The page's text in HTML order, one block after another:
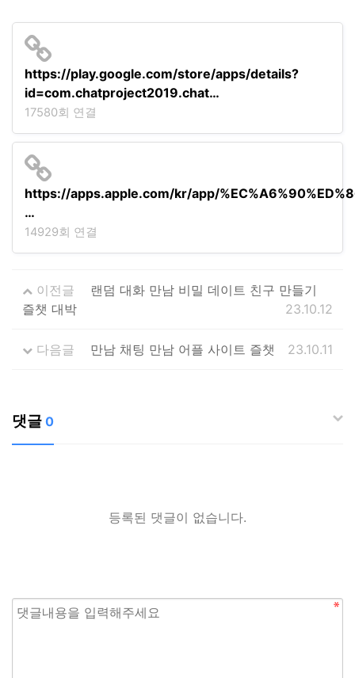
https://play.google.com/store/apps/details?
id=com.chatproject2019.chat…
17580회 연결
https://apps.apple.com/kr/app/
…
14929회 연결
이전글
랜덤 대화 만남 비밀 데이트 친구 만들기
즐챗 대박
23.10.12
다음글 만남 채팅 만남 어플 사이트 즐챗 23.10.11
댓글 0
등록된 댓글이 없습니다.